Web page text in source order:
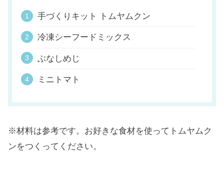
手づくりキット トムヤムクン
冷凍シーフードミックス
ぶなしめじ
ミニトマト
※材料は参考です。お好きな食材を使ってトムヤムク
ンをつくってください。